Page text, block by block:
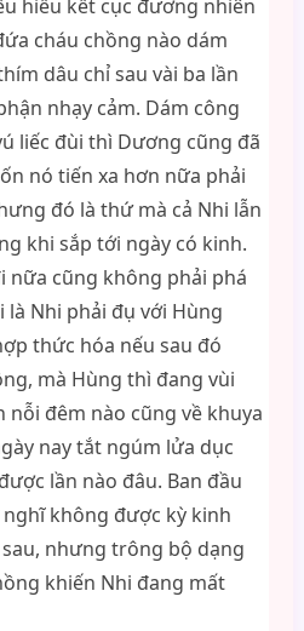
hiểu kết cục đương nhiên
cháu chồng nào dám
dâu chỉ sau vài ba lần
nhạy cảm. Dám công
liếc đùi thì Dương cũng đã
nó tiến xa hơn nữa phải
đó là thứ mà cả Nhi lẫn
khi sắp tới ngày có kinh.
nữa cũng không phải phá
là Nhi phải đụ với Hùng
thức hóa nếu sau đó
mà Hùng thì đang vùi
nỗi đêm nào cũng về khuya
nay tắt ngúm lửa dục
lần nào đâu. Ban đầu
không được kỳ kinh
nhưng trông bộ dạng
khiến Nhi đang mất